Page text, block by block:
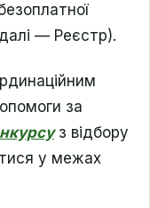
— Реєстр).
за
з відбору
у межах